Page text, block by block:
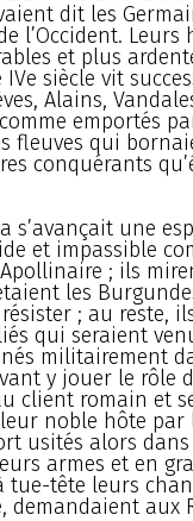
dit les
l’Occident. Leurs
et plus
siècle vit
Alains,
emportés
fleuves qui
conquérants
s’avançait une
et impassible
; ils
les
; au reste,
qui seraient
militairement
y jouer le rôle
client romain et
noble hôte par
usités alors dans
armes et en
tue-tête leurs
demandaient aux